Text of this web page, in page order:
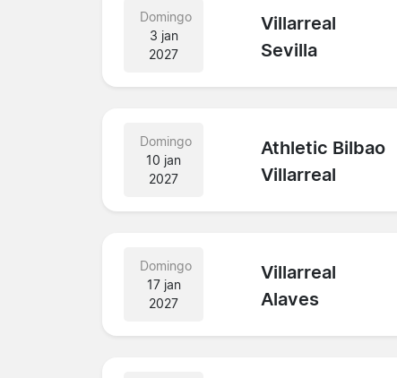
Domingo
3 jan
2027
Villarreal
Sevilla
Domingo
10 jan
2027
Athletic Bilbao
Villarreal
Domingo
17 jan
2027
Villarreal
Alaves